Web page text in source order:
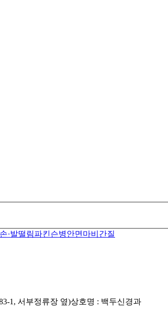
손·발떨림파킨슨병안면마비 간질
1, 서부정류장 옆)상호명 : 백두신경과